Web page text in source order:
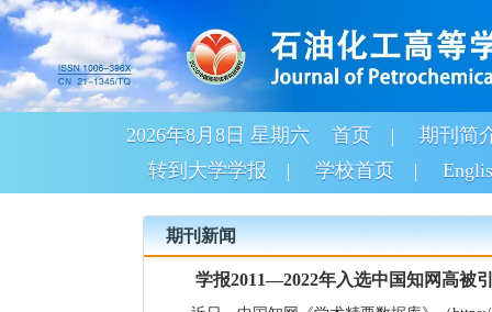
2026年8月8日 星期六 首页
期刊简
转到大学学报
学校首页
期刊新闻
学报2011—2022年入选中国知网高被